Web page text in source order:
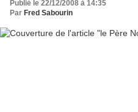
Publié le 22/12/2008 à 14:35
Par Fred Sabourin